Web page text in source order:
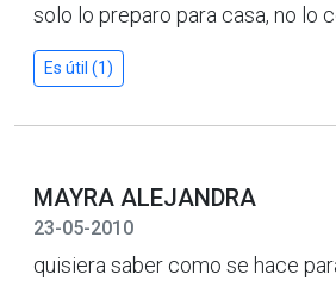
solo lo preparo para casa, no lo
Es útil (1)
MAYRA ALEJANDRA
23-05-2010
quisiera saber como se hace